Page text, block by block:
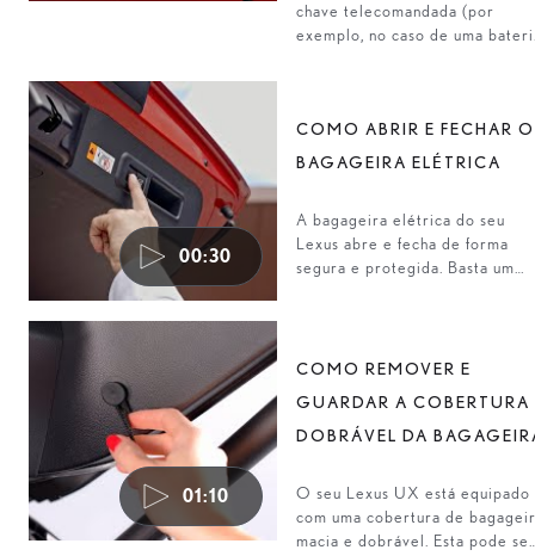
chave telecomandada (por
exemplo, no caso de uma
00:30
COMO ABRIR E FECHAR O
BAGAGEIRA ELÉTRICA
A bagageira elétrica do seu
Lexus abre e fecha de forma
segura e protegida. Basta um
01:10
COMO REMOVER E
GUARDAR A COBERTURA
DOBRÁVEL DA
O seu Lexus UX está equipado
com uma cobertura de
macia e dobrável. Esta pode ser